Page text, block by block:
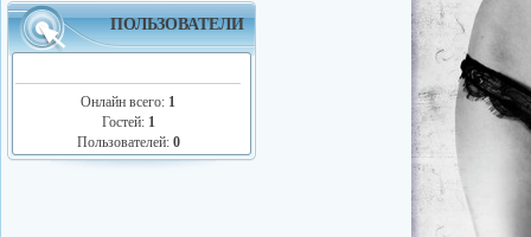
ПОЛЬЗОВАТЕЛИ
Онлайн всего: 1
Гостей: 1
Пользователей: 0